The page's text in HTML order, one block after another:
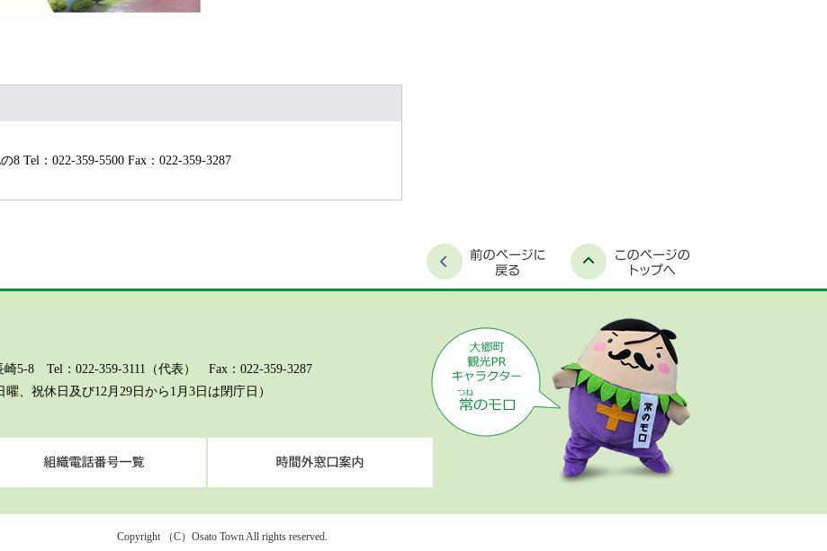
8 Tel：022-359-5500 Fax：022-359-3287
5-8 Tel：022-359-3111（代表） Fax：022-359-3287
、祝休日及び12月29日から1月3日は閉庁日）
Copyright （C）Osato Town All rights reserved.